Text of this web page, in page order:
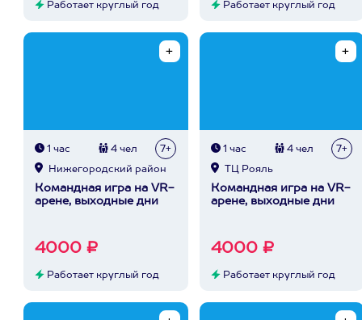
Работает круглый год Работает круглый год
1 час 4 чел 7+
Нижегородский район
Командная игра на VR-
арене, выходные дни
4000 ₽
Работает круглый год
1 час 4 чел 7+
ТЦ Рояль
Командная игра на VR-
арене, выходные дни
4000 ₽
Работает круглый год